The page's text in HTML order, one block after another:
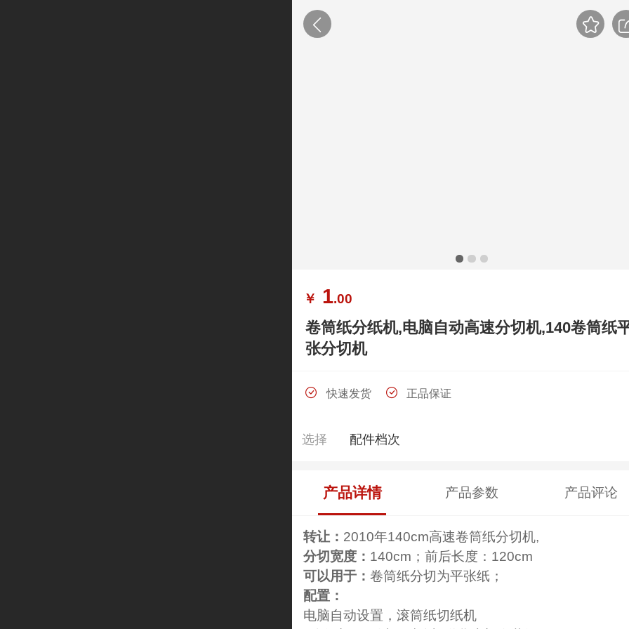
￥ 1.00
卷筒纸分纸机,电脑自动高速分切机,140卷筒纸
张分切机
快速发货 正品保证
选择 配件档次
产品详情 产品参数 产品评论
转让： 2010年140cm高速卷筒纸分切机,
分切宽度： 140cm；前后长度：120cm
可以用于： 卷筒纸分切为平张纸；
配置：
电脑自动设置，滚筒纸切纸机